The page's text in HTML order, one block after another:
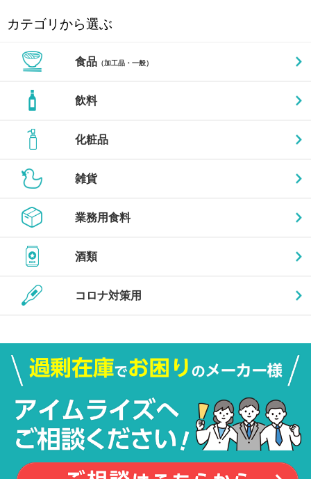
カテゴリから選ぶ
食品（加工品・一般）
飲料
化粧品
雑貨
業務用食料
酒類
コロナ対策用